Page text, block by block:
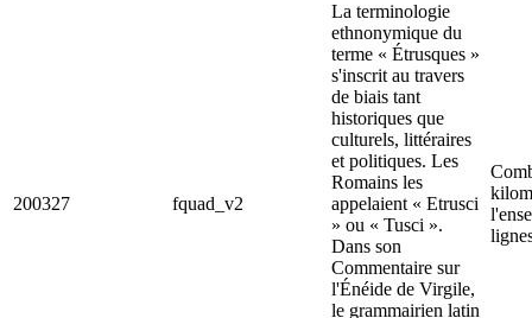
200327 fquad_v2
La terminologie
ethnonymique du
terme « Étrusques »
s'inscrit au travers
de biais tant
historiques que
culturels, littéraires
et politiques. Les
Romains les
appelaient « Etrusci
» ou « Tusci ».
Dans son
Commentaire sur
l'Énéide de Virgile,
le grammairien latin